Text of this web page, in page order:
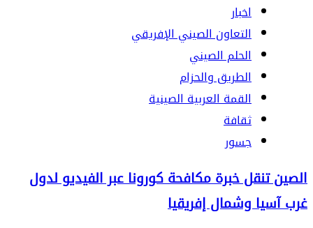
اخبار
التعاون الصيني الإفريقي
الحلم الصيني
الطريق والحزام
القمة العربية الصينية
ثقافة
جسور
الصين تنقل خبرة مكافحة كورونا عبر الفيديو لدول
غرب آسيا وشمال إفريقيا